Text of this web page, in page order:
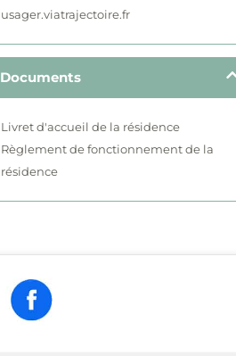
usager.viatrajectoire.fr
Documents
Livret d'accueil de la résidence
Règlement de fonctionnement de la
résidence